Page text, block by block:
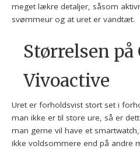
meget lækre detaljer, såsom
svømmeur og at uret er vandtæt.
Størrelsen
Vivoactive
Uret er forholdsvist stort set i
man ikke er til store ure, så er
man gerne vil have et
ikke voldsommere end på andre